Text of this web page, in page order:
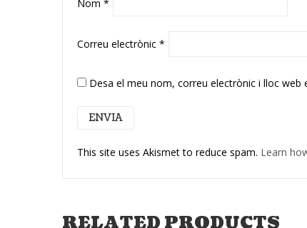
Nom *
Correu electrònic *
Desa el meu nom, correu electrònic i lloc
This site uses Akismet to reduce spam. Learn